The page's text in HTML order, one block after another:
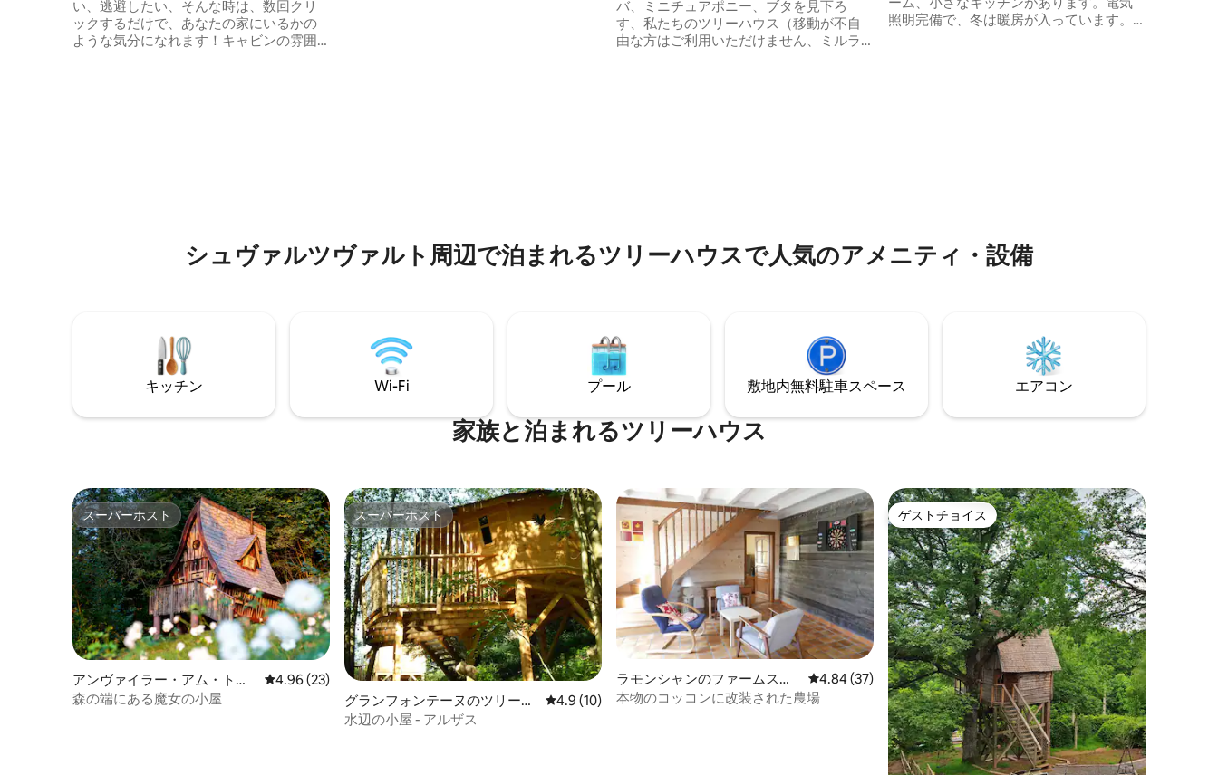
い、逃避したい、そんな時は、数回クリ
ックするだけで、あなたの家にいるかの
ような気分になれます！キャビンの雰囲
バ、ミニチュアポニー、ブタを見下ろ
す、私たちのツリーハウス（移動が不自
由な方はご利用いただけません、ミルラ
照明完備で、冬は暖房が入っています。
シュヴァルツヴァルト⁠周⁠辺⁠で泊⁠ま⁠れ⁠るツ⁠リ⁠ー⁠ハ⁠ウ⁠ス⁠で人⁠気⁠のア⁠メ⁠ニ⁠テ⁠ィ・設⁠備
キッチン Wi-Fi プール 敷地内無料駐⁠車ス⁠ペ⁠ー⁠ス エアコン
家族と泊まれるツリーハウス
スーパーホスト
スーパーホスト
アンヴァイラー・アム・トリ
フェルスのツリーハウス
レビュー23件、5つ星中4.96つ星の平均評価
4.96 (23)
森の端にある魔女の小屋
スーパーホスト
スーパーホスト
グランフォンテーヌのツリーハ
ウス
レビュー10件、5つ星中4.9つ星の平均評価
4.9 (10)
水辺の小屋 - アルザス
ラモンシャンのファームステ
イ
レビュー37件、5つ星中4.84つ星の平均評価
4.84 (37)
本物のコッコンに改装された農場
ゲストチョイス
ゲストチョイス